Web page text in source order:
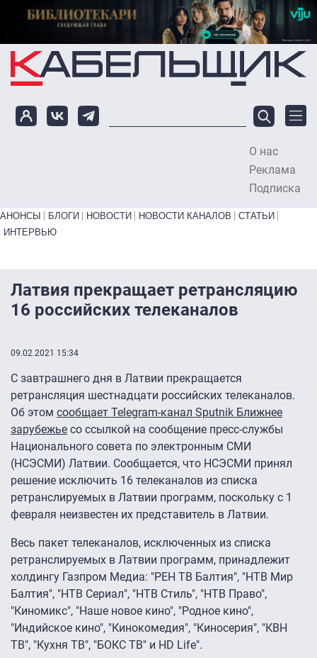
Перейти к основному содержанию
О нас
Реклама
Подписка
Primary links bottom
АНОНСЫ БЛОГИ НОВОСТИ НОВОСТИ КАНАЛОВ
СТАТЬИ
ИНТЕРВЬЮ
Латвия прекращает ретрансляцию
16 российских телеканалов
09.02.2021 15:34
С завтрашнего дня в Латвии прекращается
ретрансляция шестнадцати российских телеканалов.
Об этом сообщает Telegram-канал Sputnik Ближнее
зарубежье со ссылкой на сообщение пресс-службы
Национального совета по электронным СМИ
(НСЭСМИ) Латвии. Сообщается, что НСЭСМИ принял
решение исключить 16 телеканалов из списка
ретранслируемых в Латвии программ, поскольку с 1
февраля неизвестен их представитель в Латвии.
Весь пакет телеканалов, исключенных из списка
ретранслируемых в Латвии программ, принадлежит
холдингу Газпром Медиа: "РЕН ТВ Балтия", "НТВ Мир
Балтия", "НТВ Сериал", "НТВ Стиль", "НТВ Право",
"Киномикс", "Наше новое кино", "Родное кино",
"Индийское кино", "Кинокомедия", "Киносерия", "КВН
ТВ", "Кухня ТВ", "БОКС ТВ" и HD Life".